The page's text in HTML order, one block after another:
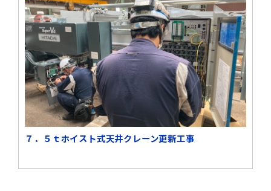
７．５ｔホイスト式天井クレーン更新工事